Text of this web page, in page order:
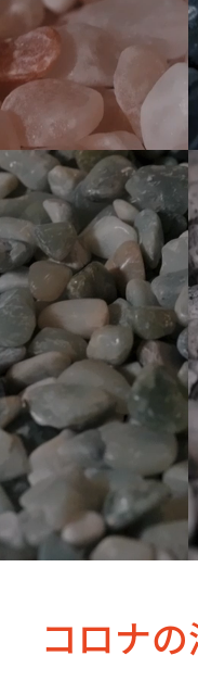
コロナ